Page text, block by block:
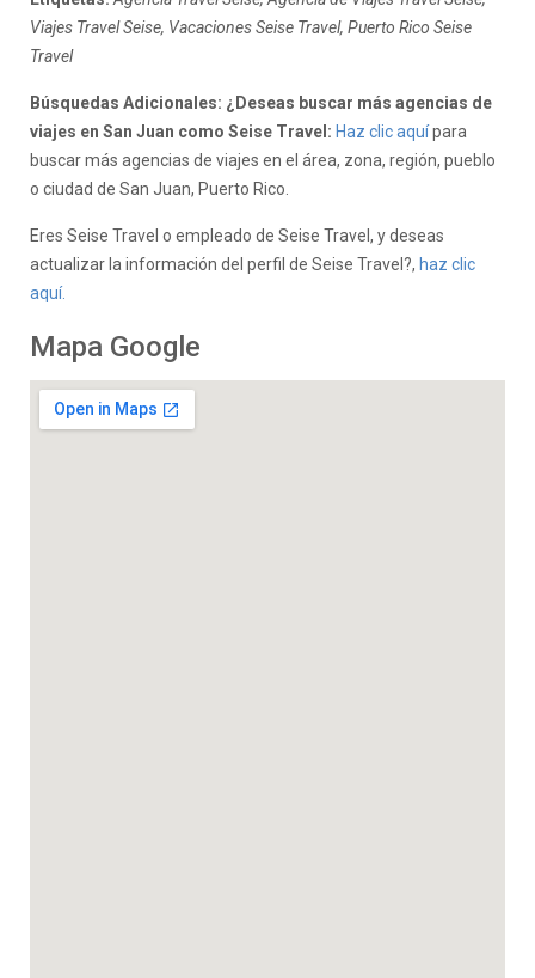
Viajes Travel Seise, Vacaciones Seise Travel, Puerto Rico Seise
Travel
Búsquedas Adicionales: ¿Deseas buscar más agencias de
viajes en San Juan como Seise Travel: Haz clic aquípara
buscar más agencias de viajes en el área, zona, región, pueblo
o ciudad de San Juan, Puerto Rico.
Eres Seise Travel o empleado de Seise Travel, y deseas
actualizar la información del perfil de Seise Travel?, haz clic
aquí.
Mapa Google